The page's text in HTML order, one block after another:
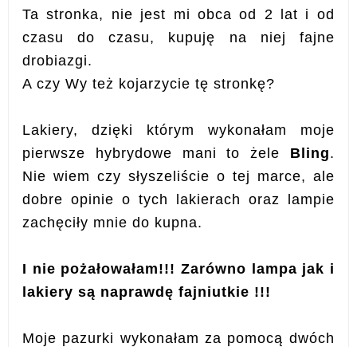
Ta stronka, nie jest mi obca od 2 lat i od
czasu do czasu, kupuję na niej fajne
drobiazgi.
A czy Wy też kojarzycie tę stronkę?
Lakiery, dzięki którym wykonałam moje
pierwsze hybrydowe mani to żele Bling.
Nie wiem czy słyszeliście o tej marce, ale
dobre opinie o tych lakierach oraz lampie
zachęciły mnie do kupna.
I nie pożałowałam!!! Zarówno lampa jak i
lakiery są naprawdę fajniutkie !!!
Moje pazurki wykonałam za pomocą dwóch